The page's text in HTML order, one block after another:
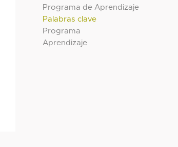
Programa de Aprendizaje
Palabras clave
Programa
Aprendizaje